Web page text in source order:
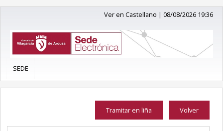
Ver en Castellano |08/08/2026 19:36
SEDE
Volver
Tramitar en liña